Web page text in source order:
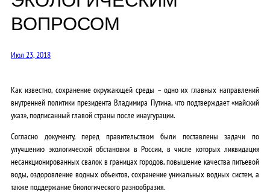
ВОПРОСОМ
Июл 23, 2018
Как известно, сохранение окружающей среды – одно их главных направлений
внутренней политики президента Владимира Путина, что подтверждает «майский
указ», подписанный главой страны после инаугурации.
Согласно документу, перед правительством были поставлены задачи по
улучшению экологической обстановки в России, в числе которых ликвидация
несанкционированных свалок в границах городов, повышение качества питьевой
воды, оздоровление водных объектов, сохранение уникальных водных систем, а
также поддержание биологического разнообразия.